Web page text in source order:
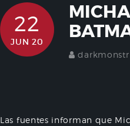
22
JUN 20
darkmonstr
Las fuentes informan que